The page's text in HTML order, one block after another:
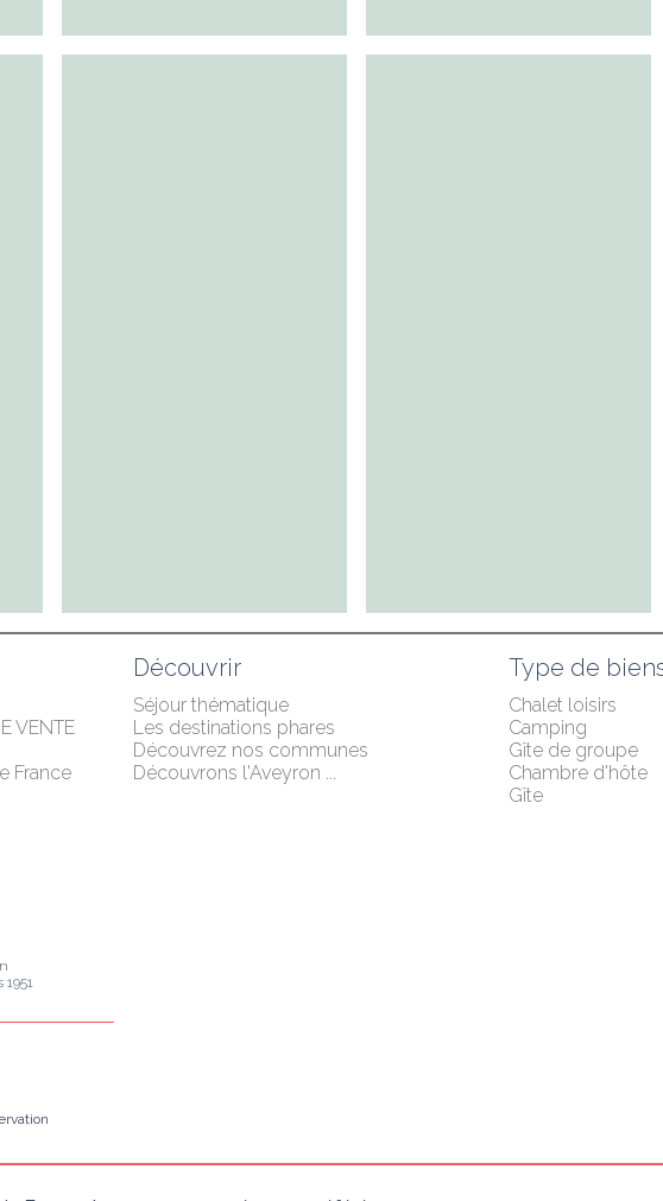
VENTE
France
Découvrir
Séjour thématique
Les destinations phares
Découvrez nos communes
Découvrons l'Aveyron ...
Type de
Chalet loisirs
Camping
Gîte de groupe
Chambre d'hôte
Gîte